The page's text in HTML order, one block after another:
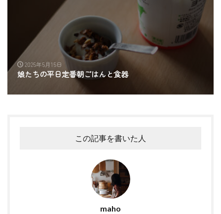
2025年5月15日
娘たちの平日定番朝ごはんと食器
この記事を書いた人
maho